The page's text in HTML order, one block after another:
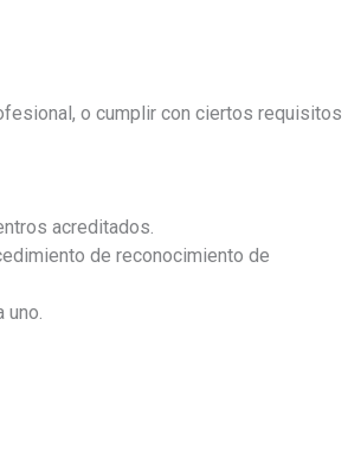
o cumplir con ciertos requisitos
acreditados.
de reconocimiento de